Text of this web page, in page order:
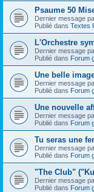
Psaume 50
Dernier message
Publié dans Textes
L'Orchestre
Dernier message
Publié dans Forum
Une belle
Dernier message
Publié dans Forum
Une nouvelle
Dernier message
Publié dans Forum
Tu seras une
Dernier message
Publié dans Forum
"The Club"
Dernier message
Publié dans Forum